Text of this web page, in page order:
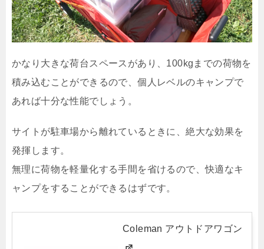
かなり大きな荷台スペースがあり、100kgまでの荷物を
積み込むことができるので、個人レベルのキャンプで
あれば十分な性能でしょう。
サイトが駐車場から離れているときに、絶大な効果を
発揮します。
無理に荷物を軽量化する手間を省けるので、快適なキ
ャンプをすることができるはずです。
Coleman アウトドアワゴン